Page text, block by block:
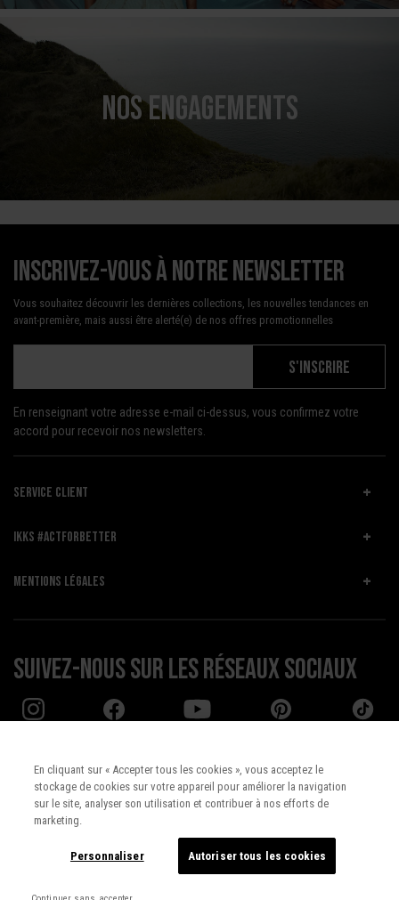
NOS ENGAGEMENTS
Inscrivez-vous à notre newsletter
Vous souhaitez découvrir les dernières collections, les nouvelles tendances en
avant-première, mais aussi être alerté(e) de nos offres promotionnelles
S'INSCRIRE
En renseignant votre adresse e-mail ci-dessus, vous confirmez votre
accord pour recevoir nos newsletters.
SERVICE CLIENT
IKKS #ACTFORBETTER
MENTIONS LÉGALES
Suivez-nous sur les réseaux sociaux
Pays : UNITED STATES
Français
En cliquant sur « Accepter tous les cookies », vous acceptez le
stockage de cookies sur votre appareil pour améliorer la navigation
sur le site, analyser son utilisation et contribuer à nos efforts de
marketing.
Personnaliser Autoriser tous les cookies